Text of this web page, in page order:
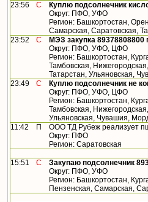
23:56 С
Куплю подсолнечник
Округ: ПФО, УФО
Регион: Башкортостан,
Самарская, Саратовская,
23:52
С
МЭЗ закупка
Округ: ПФО, УФО, ЦФО
Регион: Башкортостан,
Тамбовская,
Татарстан, Ульяновская,
23:49
С
Куплю подсолнечник не
Округ: ПФО, УФО, ЦФО
Регион: Башкортостан,
Тамбовская,
Ульяновская, Чувашия,
11:42
П ООО ТД Рубеж реализует
Округ: ПФО
Регион: Саратовская
15:51 С
Закупаю подсолнечник
Округ: ПФО, УФО
Регион: Башкортостан,
Пензенская, Самарская,